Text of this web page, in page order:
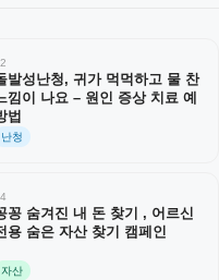
발성난청, 귀가 먹먹하고 물 찬
낌이 나요 – 원인 증상 치료 예
법
난청
꽁 숨겨진 내 돈 찾기 , 어르신
용 숨은 자산 찾기 캠페인
자산